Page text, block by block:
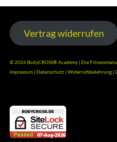
Vertrag widerrufen
© 2026 BodyCROSS® Academy | Die
Impressum | Datenschutz | Widerrufsbelehrung |